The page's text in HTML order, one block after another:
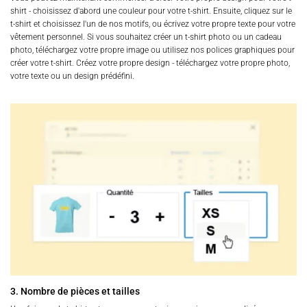
shirt - choisissez d'abord une couleur pour votre t-shirt. Ensuite, cliquez sur le
t-shirt et choisissez l'un de nos motifs, ou écrivez votre propre texte pour votre
vêtement personnel. Si vous souhaitez créer un t-shirt photo ou un cadeau
photo, téléchargez votre propre image ou utilisez nos polices graphiques pour
créer votre t-shirt. Créez votre propre design - téléchargez votre propre photo,
votre texte ou un design prédéfini.
3. Nombre de pièces et tailles